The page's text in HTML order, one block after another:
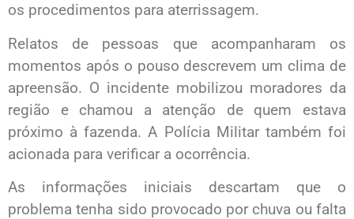
os procedimentos para aterrissagem.
Relatos de pessoas que acompanharam os
momentos após o pouso descrevem um clima de
apreensão. O incidente mobilizou moradores da
região e chamou a atenção de quem estava
próximo à fazenda. A Polícia Militar também foi
acionada para verificar a ocorrência.
As informações iniciais descartam que o
problema tenha sido provocado por chuva ou falta